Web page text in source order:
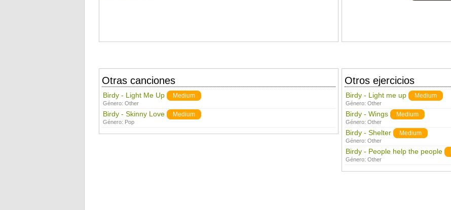
Otras canciones
Birdy - Light Me Up Medium
Género: Other
Birdy - Skinny Love Medium
Género: Pop
Otros ejercicios
Birdy - Light me up Medium
Género: Other
Birdy - Wings Medium
Género: Other
Birdy - Shelter Medium
Género: Other
Birdy - People help the people
Género: Other